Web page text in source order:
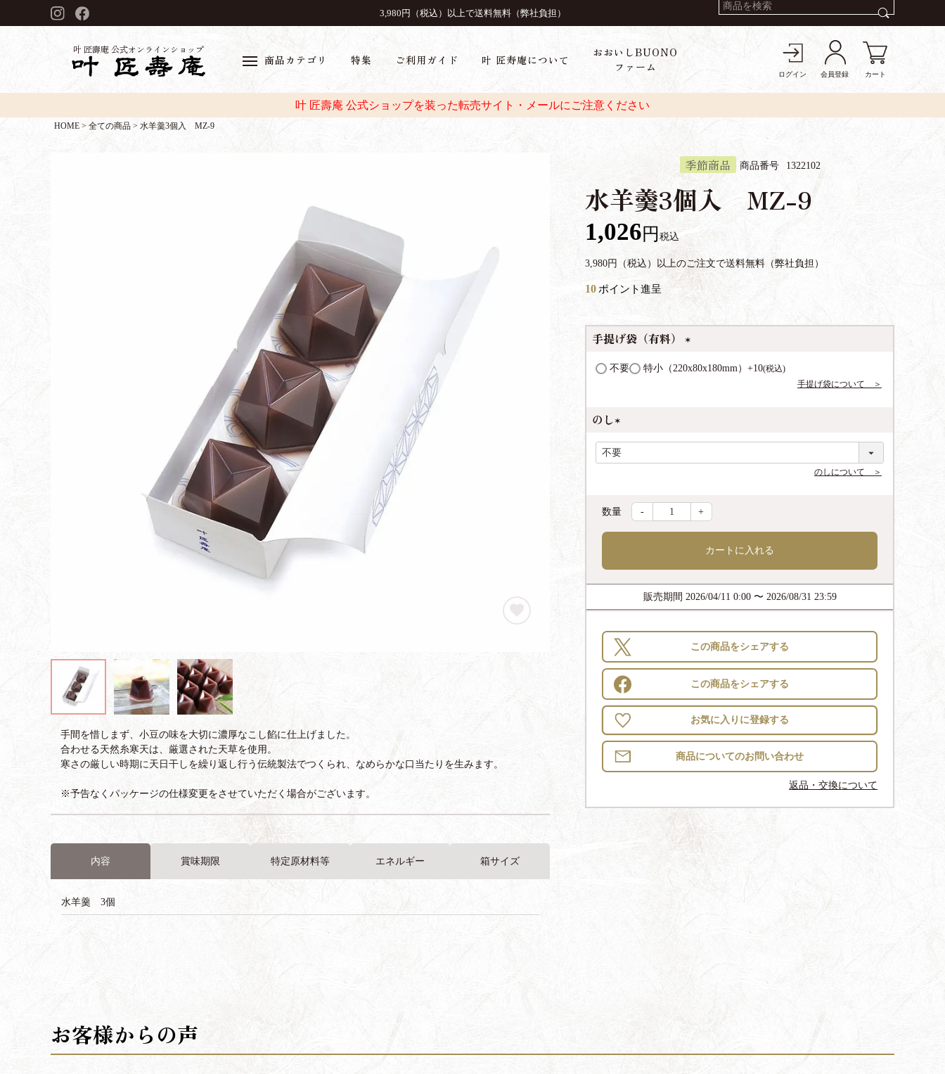
3,980円（税込）以上で送料無料（弊社負担）
叶 匠壽庵 公式オンラインショップ
商品カテゴリ 特集 ご利用ガイド 叶 匠寿庵について
おおいしBUONO
ファーム
ログイン 会員登録 カート
叶 匠壽庵 公式ショップを装った転売サイト・メールにご注意ください
HOME 全ての商品 水羊羹3個入 MZ-9
手間を惜しまず、小豆の味を大切に濃厚なこし餡に仕上げました。
合わせる天然糸寒天は、厳選された天草を使用。
寒さの厳しい時期に天日干しを繰り返し行う伝統製法でつくられ、なめらかな口当たりを生みます。
※予告なくパッケージの仕様変更をさせていただく場合がございます。
内容 賞味期限 特定原材料等 エネルギー 箱サイズ
水羊羹 3個
季節商品 商品番号 1322102
水羊羹3個入 MZ-9
1,026 税込
3,980円（税込）以上のご注文で送料無料（弊社負担）
10 ポイント進呈
手提げ袋（有料）
(
必
不要 特小（220x80x180mm）+10 税込
手提げ袋について ＞
のし
(
必
のしについて ＞
- +
カートに入れる
販売期間 2026/04/11 0:00 〜 2026/08/31 23:59
この商品をシェアする
この商品をシェアする
お気に入りに登録する
返品・交換について